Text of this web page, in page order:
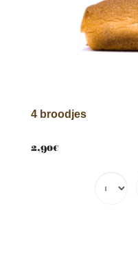
4 broodjes
2,90€